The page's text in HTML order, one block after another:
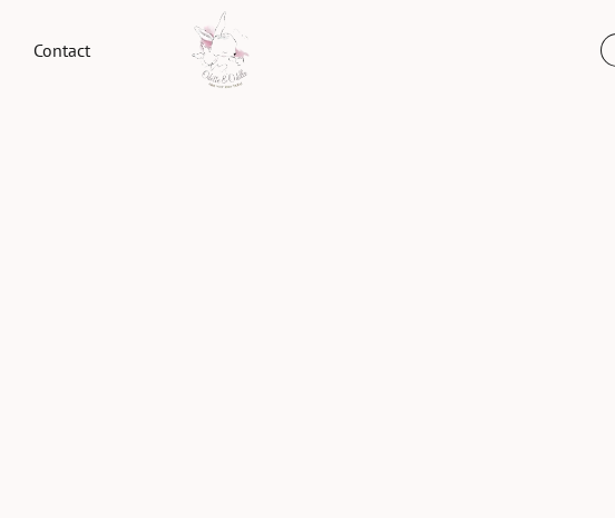
Contact